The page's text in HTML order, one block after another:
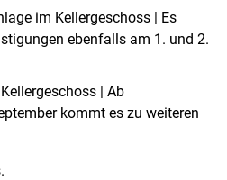
im Kellergeschoss | Es
ebenfalls am 1. und 2.
| Ab
kommt es zu weiteren